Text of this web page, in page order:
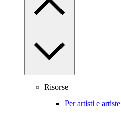
Risorse
Per artisti e artiste